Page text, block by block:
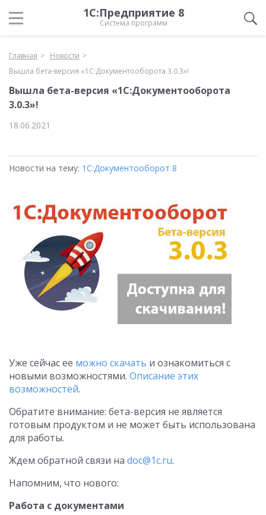
1С:Предприятие 8
Система программ
Главная
Новости
Вышла бета-версия «1С:Документооборота 3.0.3»!
Вышла бета-версия «1С:Документооборота
3.0.3»!
18.06.2021
Новости на тему: 1С:Документооборот 8
Уже сейчас ее можно скачать и ознакомиться с
новыми возможностями. Описание этих
возможностей.
Обратите внимание: бета-версия не является
готовым продуктом и не может быть использована
для работы.
Ждем обратной связи на doc@1c.ru.
Напомним, что нового:
Работа с документами